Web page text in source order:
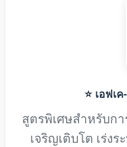
⭐ เอฟเ
สูตรพิเศษสำหรับก
เจริญเติบโต เร่ง